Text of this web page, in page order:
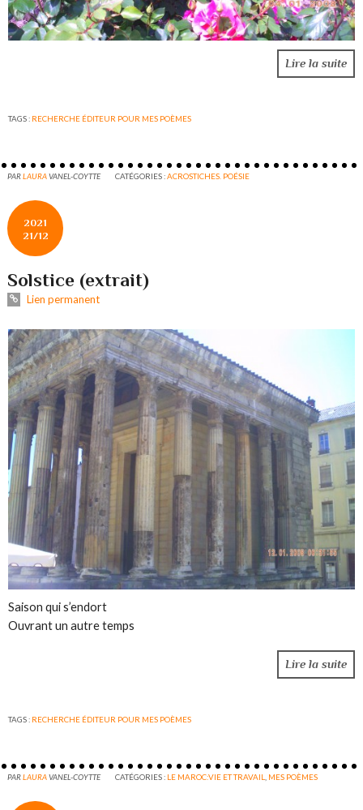
Lire la suite
TAGS : RECHERCHE ÉDITEUR POUR MES POÈMES
PARLAURAVANEL-COYTTE CATÉGORIES :ACROSTICHES. POÉSIE
2021
21/12
Solstice (extrait)
Lien permanent
Saison qui s’endort
Ouvrant un autre temps
Lire la suite
TAGS : RECHERCHE ÉDITEUR POUR MES POÈMES
PARLAURAVANEL-COYTTE CATÉGORIES : LE MAROC:VIE ET TRAVAIL MES POÈMES